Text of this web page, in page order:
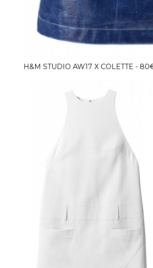
H&M STUDIO AW17 X COLETTE -